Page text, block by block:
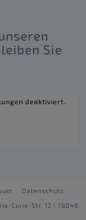
Sie
deaktiviert.
Datenschutz
Curie-Str. 12 | 78048